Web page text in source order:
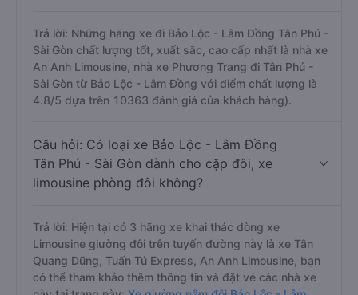
Trả lời: Những hãng xe đi Bảo Lộc - Lâm Đồng Tân Phú -
Sài Gòn chất lượng tốt, xuất sắc, cao cấp nhất là nhà xe
An Anh Limousine, nhà xe Phương Trang đi Tân Phú -
Sài Gòn từ Bảo Lộc - Lâm Đồng với điểm chất lượng là
4.8/5 dựa trên 10363 đánh giá của khách hàng).
Câu hỏi: Có loại xe Bảo Lộc - Lâm Đồng
Tân Phú - Sài Gòn dành cho cặp đôi, xe
limousine phòng đôi không?
Trả lời: Hiện tại có 3 hãng xe khai thác dòng xe
Limousine giường đôi trên tuyến đường này là xe Tân
Quang Dũng, Tuấn Tú Express, An Anh Limousine, bạn
có thể tham khảo thêm thông tin và đặt vé các nhà xe